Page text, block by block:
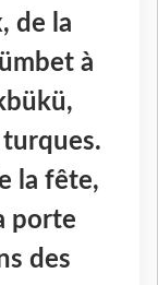
de la
à
la fête,
porte
des